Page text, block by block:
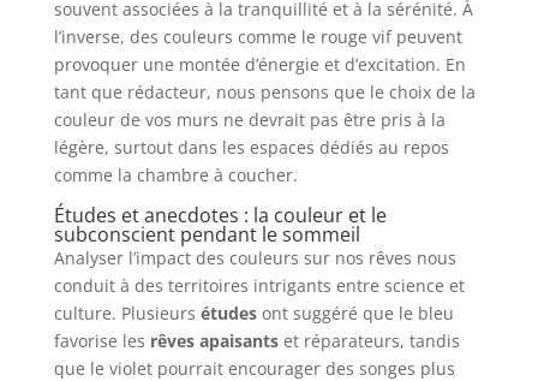
souvent associées à la tranquillité et à la sérénité. À
l’inverse, des couleurs comme le rouge vif peuvent
provoquer une montée d’énergie et d’excitation. En
tant que rédacteur, nous pensons que le choix de la
couleur de vos murs ne devrait pas être pris à la
légère, surtout dans les espaces dédiés au repos
comme la chambre à coucher.
Études et anecdotes : la couleur et le
subconscient pendant le sommeil
Analyser l’impact des couleurs sur nos rêves nous
conduit à des territoires intrigants entre science et
culture. Plusieurs étudesont suggéré que le bleu
favorise les rêves apaisantset réparateurs, tandis
que le violet pourrait encourager des songes plus